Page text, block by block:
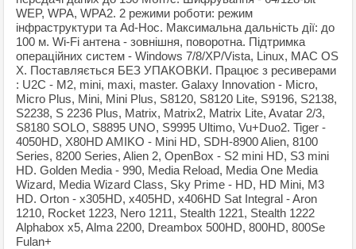
WEP, WPA, WPA2. 2 режими роботи: режим
інфраструктури та Ad-Hoc. Максимальна дальність дії: до
100 м. Wi-Fi антена - зовнішня, поворотна. Підтримка
операційних систем - Windows 7/8/XP/Vista, Linux, MAC OS
X. Поставляється БЕЗ УПАКОВКИ. Працює з ресиверами
: U2C - M2, mini, maxi, master. Galaxy Innovation - Micro,
Micro Plus, Mini, Mini Plus, S8120, S8120 Lite, S9196, S2138,
S2238, S 2236 Plus, Matrix, Matrix2, Matrix Lite, Avatar 2/3,
S8180 SOLO, S8895 UNO, S9995 Ultimo, Vu+Duo2. Tiger -
4050HD, X80HD AMIKO - Mini HD, SDH-8900 Alien, 8100
Series, 8200 Series, Alien 2, OpenBox - S2 mini HD, S3 mini
HD. Golden Media - 990, Media Reload, Media One Media
Wizard, Media Wizard Class, Sky Prime - HD, HD Mini, M3
HD. Orton - x305HD, x405HD, x406HD Sat Integral - Aron
1210, Rocket 1223, Nero 1211, Stealth 1221, Stealth 1222
Alphabox x5, Alma 2200, Dreambox 500HD, 800HD, 800Se
Fulan+